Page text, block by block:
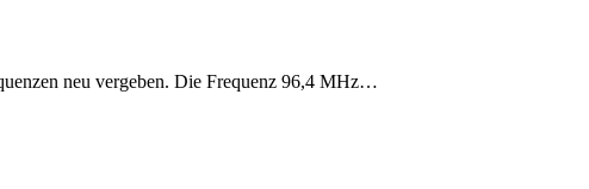
neu vergeben. Die Frequenz 96,4 MHz…